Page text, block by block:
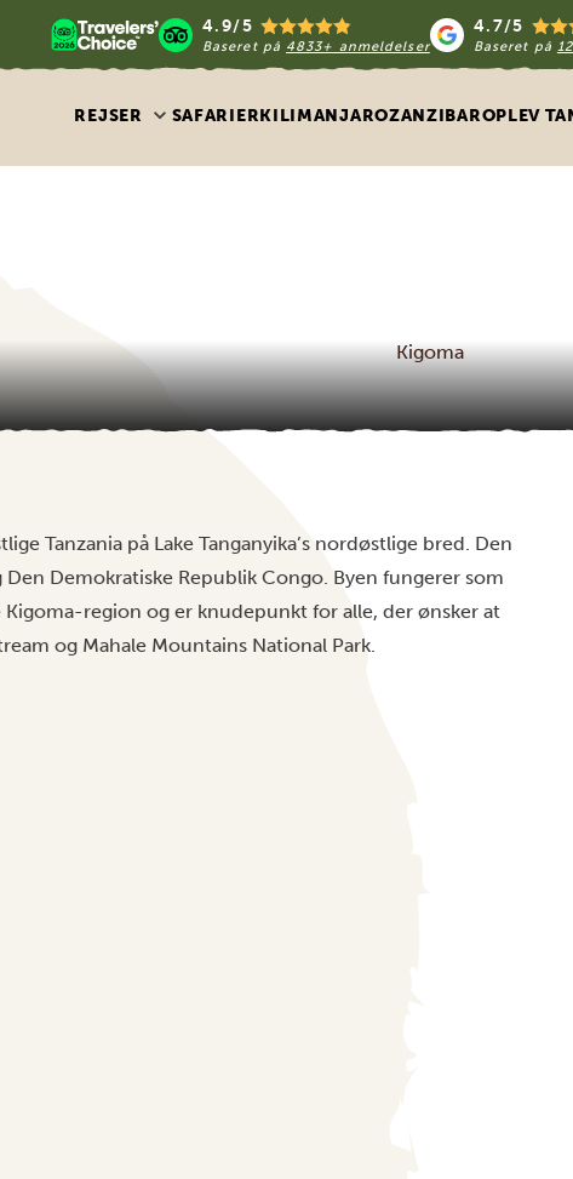
4.9/5
Baseret på 4833+ anmeldelser
4.7/5
Baseret på
REJSER SAFARIERKILIMANJAROZANZIBAROPLEV
Kigoma
Tanzania på Lake Tanganyika’s nordøstlige bred. Den
Demokratiske Republik Congo. Byen fungerer som
region og er knudepunkt for alle, der ønsker at
og Mahale Mountains National Park.